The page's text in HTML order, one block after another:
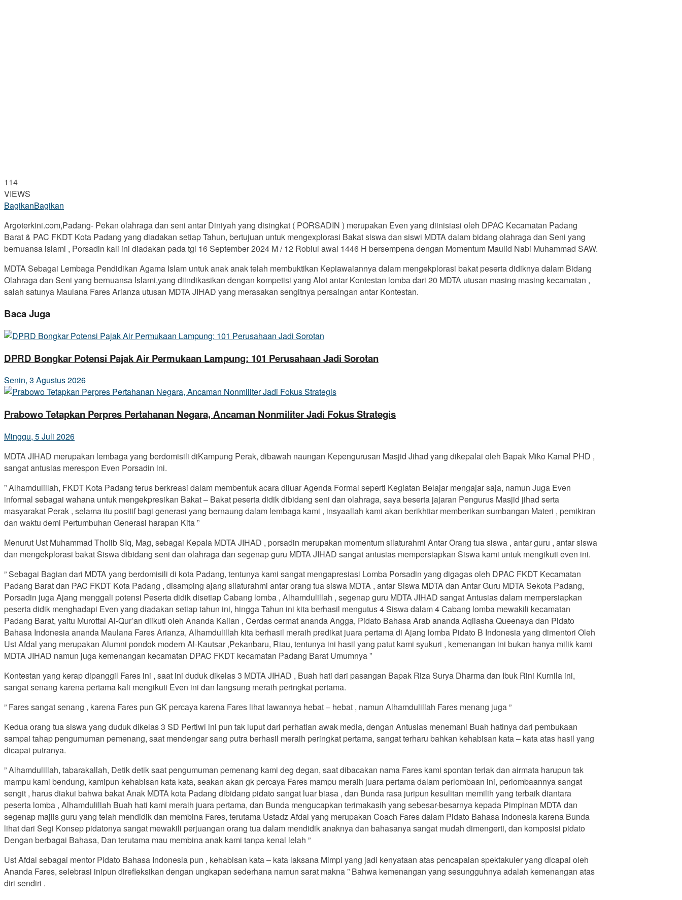
114
VIEWS
BagikanBagikan
Argoterkini.com,Padang- Pekan olahraga dan seni antar Diniyah yang disingkat ( PORSADIN ) merupakan Even yang diinisiasi oleh DPAC Kecamatan Padang
Barat & PAC FKDT Kota Padang yang diadakan setiap Tahun, bertujuan untuk mengexplorasi Bakat siswa dan siswi MDTA dalam bidang olahraga dan Seni yang
bernuansa islami , Porsadin kali ini diadakan pada tgl 16 September 2024 M / 12 Robiul awal 1446 H bersempena dengan Momentum Maulid Nabi Muhammad SAW.
MDTA Sebagai Lembaga Pendidikan Agama Islam untuk anak anak telah membuktikan Kepiawaiannya dalam mengekplorasi bakat peserta didiknya dalam Bidang
Olahraga dan Seni yang bernuansa Islami,yang diindikasikan dengan kompetisi yang Alot antar Kontestan lomba dari 20 MDTA utusan masing masing kecamatan ,
salah satunya Maulana Fares Arianza utusan MDTA JIHAD yang merasakan sengitnya persaingan antar Kontestan.
Baca Juga
DPRD Bongkar Potensi Pajak Air Permukaan Lampung: 101 Perusahaan Jadi Sorotan
Senin, 3 Agustus 2026
Prabowo Tetapkan Perpres Pertahanan Negara, Ancaman Nonmiliter Jadi Fokus Strategis
Minggu, 5 Juli 2026
MDTA JIHAD merupakan lembaga yang berdomisili diKampung Perak, dibawah naungan Kepengurusan Masjid Jihad yang dikepalai oleh Bapak Miko Kamal PHD ,
sangat antusias merespon Even Porsadin ini.
” Alhamdulillah, FKDT Kota Padang terus berkreasi dalam membentuk acara diluar Agenda Formal seperti Kegiatan Belajar mengajar saja, namun Juga Even
informal sebagai wahana untuk mengekpresikan Bakat – Bakat peserta didik dibidang seni dan olahraga, saya beserta jajaran Pengurus Masjid jihad serta
masyarakat Perak , selama itu positif bagi generasi yang bernaung dalam lembaga kami , insyaallah kami akan berikhtiar memberikan sumbangan Materi , pemikiran
dan waktu demi Pertumbuhan Generasi harapan Kita ”
Menurut Ust Muhammad Tholib SIq, Mag, sebagai Kepala MDTA JIHAD , porsadin merupakan momentum silaturahmi Antar Orang tua siswa , antar guru , antar siswa
dan mengekplorasi bakat Siswa dibidang seni dan olahraga dan segenap guru MDTA JIHAD sangat antusias mempersiapkan Siswa kami untuk mengikuti even ini.
” Sebagai Bagian dari MDTA yang berdomisili di kota Padang, tentunya kami sangat mengapresiasi Lomba Porsadin yang digagas oleh DPAC FKDT Kecamatan
Padang Barat dan PAC FKDT Kota Padang , disamping ajang silaturahmi antar orang tua siswa MDTA , antar Siswa MDTA dan Antar Guru MDTA Sekota Padang,
Porsadin juga Ajang menggali potensi Peserta didik disetiap Cabang lomba , Alhamdulillah , segenap guru MDTA JIHAD sangat Antusias dalam mempersiapkan
peserta didik menghadapi Even yang diadakan setiap tahun ini, hingga Tahun ini kita berhasil mengutus 4 Siswa dalam 4 Cabang lomba mewakili kecamatan
Padang Barat, yaitu Murottal Al-Qur’an diikuti oleh Ananda Kailan , Cerdas cermat ananda Angga, Pidato Bahasa Arab ananda Aqilasha Queenaya dan Pidato
Bahasa Indonesia ananda Maulana Fares Arianza, Alhamdulillah kita berhasil meraih predikat juara pertama di Ajang lomba Pidato B Indonesia yang dimentori Oleh
Ust Afdal yang merupakan Alumni pondok modern Al-Kautsar ,Pekanbaru, Riau, tentunya ini hasil yang patut kami syukuri , kemenangan ini bukan hanya milik kami
MDTA JIHAD namun juga kemenangan kecamatan DPAC FKDT kecamatan Padang Barat Umumnya ”
Kontestan yang kerap dipanggil Fares ini , saat ini duduk dikelas 3 MDTA JIHAD , Buah hati dari pasangan Bapak Riza Surya Dharma dan Ibuk Rini Kurnila ini,
sangat senang karena pertama kali mengikuti Even ini dan langsung meraih peringkat pertama.
” Fares sangat senang , karena Fares pun GK percaya karena Fares lihat lawannya hebat – hebat , namun Alhamdulillah Fares menang juga ”
Kedua orang tua siswa yang duduk dikelas 3 SD Pertiwi ini pun tak luput dari perhatian awak media, dengan Antusias menemani Buah hatinya dari pembukaan
sampai tahap pengumuman pemenang, saat mendengar sang putra berhasil meraih peringkat pertama, sangat terharu bahkan kehabisan kata – kata atas hasil yang
dicapai putranya.
” Alhamdulillah, tabarakallah, Detik detik saat pengumuman pemenang kami deg degan, saat dibacakan nama Fares kami spontan teriak dan airmata harupun tak
mampu kami bendung, kamipun kehabisan kata kata, seakan akan gk percaya Fares mampu meraih juara pertama dalam perlombaan ini, perlombaannya sangat
sengit , harus diakui bahwa bakat Anak MDTA kota Padang dibidang pidato sangat luar biasa , dan Bunda rasa juripun kesulitan memilih yang terbaik diantara
peserta lomba , Alhamdulillah Buah hati kami meraih juara pertama, dan Bunda mengucapkan terimakasih yang sebesar-besarnya kepada Pimpinan MDTA dan
segenap majlis guru yang telah mendidik dan membina Fares, terutama Ustadz Afdal yang merupakan Coach Fares dalam Pidato Bahasa Indonesia karena Bunda
lihat dari Segi Konsep pidatonya sangat mewakili perjuangan orang tua dalam mendidik anaknya dan bahasanya sangat mudah dimengerti, dan komposisi pidato
Dengan berbagai Bahasa, Dan terutama mau membina anak kami tanpa kenal lelah ”
Ust Afdal sebagai mentor Pidato Bahasa Indonesia pun , kehabisan kata – kata laksana Mimpi yang jadi kenyataan atas pencapaian spektakuler yang dicapai oleh
Ananda Fares, selebrasi inipun direfleksikan dengan ungkapan sederhana namun sarat makna ” Bahwa kemenangan yang sesungguhnya adalah kemenangan atas
diri sendiri .